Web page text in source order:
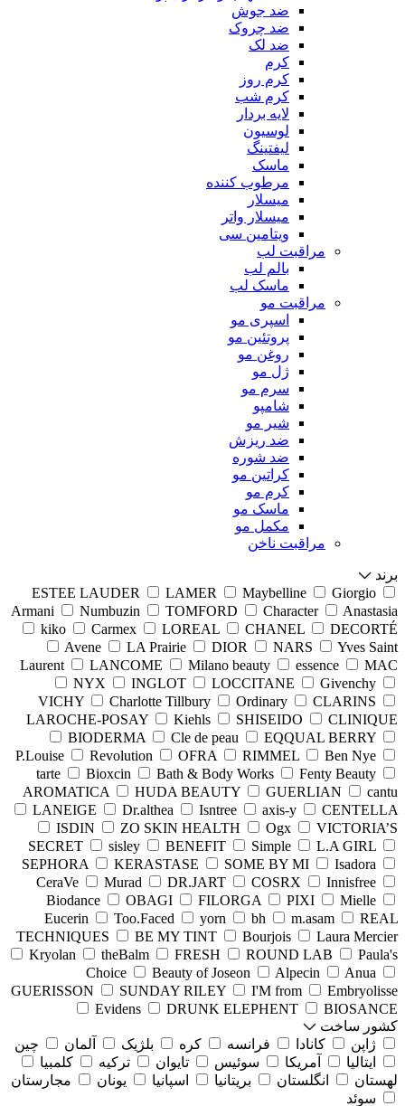
‌ضد جوش
ضد چروک
ضد لک
کرم
کرم روز
کرم شب
لایه بردار
لوسیون
لیفتینگ
ماسک
مرطوب کننده
میسلار
میسلار واتر
ویتامین سی
مراقبت لب
بالم لب
ماسک لب
مراقبت مو
اسپری مو
پروتئین مو
روغن مو
ژل مو
سرم مو
شامپو
شیر مو
ضد ریزش
ضد شوره
کراتین مو
کرم مو
ماسک مو
مکمل مو
مراقبت ناخن
برند
ESTEE LAUDER
LAMER Maybelline
Giorgio
Armani
Numbuzin TOMFORD Character
Anastasia
kiko
Carmex LOREAL CHANEL
DECORTÉ
Avene
LA Prairie DIOR NARS
Yves Saint
Laurent
LANCOME Milano beauty essence
MAC
NYX
INGLOT LOCCITANE
Givenchy
VICHY
Charlotte Tillbury Ordinary
CLARINS
LAROCHE-POSAY
Kiehls SHISEIDO
CLINIQUE
BIODERMA
Cle de peau
EQQUAL BERRY
P.Louise
Revolution OFRA RIMMEL
Ben Nye
tarte
Bioxcin Bath & Body Works
Fenty Beauty
AROMATICA
HUDA BEAUTY GUERLIAN
cantu
LANEIGE
Dr.althea Isntree axis-y
CENTELLA
ISDIN
ZO SKIN HEALTH Ogx
VICTORIA’S
SECRET
sisley BENEFIT Simple
L.A GIRL
SEPHORA
KERASTASE SOME BY MI
Isadora
CeraVe
Murad DR.JART COSRX
Innisfree
Biodance
OBAGI FILORGA PIXI
Mielle
Eucerin
Too.Faced yorn bh m.asam
REAL
TECHNIQUES
BE MY TINT Bourjois
Laura Mercier
Kryolan
theBalm FRESH ROUND LAB
Paula's
Choice
Beauty of Joseon Alpecin
Anua
GUERISSON
SUNDAY RILEY I'M from
Embryolisse
Evidens
DRUNK ELEPHENT
BIOSANCE
کشور ساخت
ژاپن
کانادا فرانسه کره بلژیک آلمان
چین
ایتالیا
آمریکا سوئیس تایوان ترکیه
کلمبیا
لهستان
انگلستان بریتانیا اسپانیا یونان
مجارستان
سوئد